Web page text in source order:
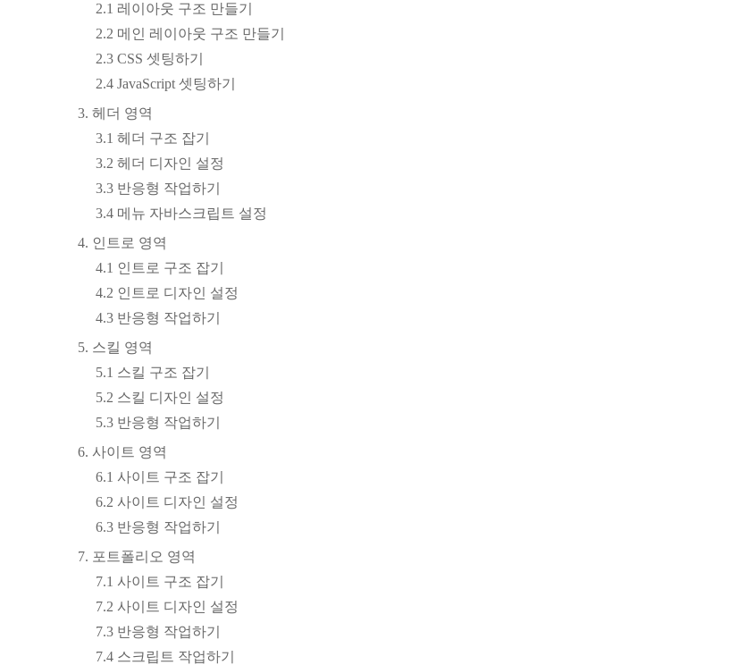
2.1 레이아웃 구조 만들기
2.2 메인 레이아웃 구조 만들기
2.3 CSS 셋팅하기
2.4 JavaScript 셋팅하기
3. 헤더 영역
3.1 헤더 구조 잡기
3.2 헤더 디자인 설정
3.3 반응형 작업하기
3.4 메뉴 자바스크립트 설정
4. 인트로 영역
4.1 인트로 구조 잡기
4.2 인트로 디자인 설정
4.3 반응형 작업하기
5. 스킬 영역
5.1 스킬 구조 잡기
5.2 스킬 디자인 설정
5.3 반응형 작업하기
6. 사이트 영역
6.1 사이트 구조 잡기
6.2 사이트 디자인 설정
6.3 반응형 작업하기
7. 포트폴리오 영역
7.1 사이트 구조 잡기
7.2 사이트 디자인 설정
7.3 반응형 작업하기
7.4 스크립트 작업하기